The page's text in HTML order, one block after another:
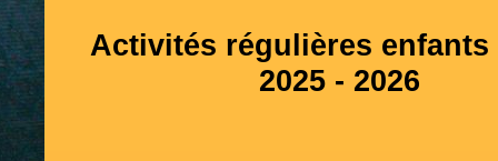
Activités régulières enfants
2025 - 2026